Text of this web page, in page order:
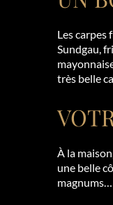
Les carpes
Sundgau,
très belle
À la
une belle
magnums…